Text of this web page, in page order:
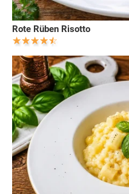
Rote Rüben Risotto